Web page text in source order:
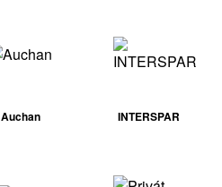
Auchan INTERSPAR